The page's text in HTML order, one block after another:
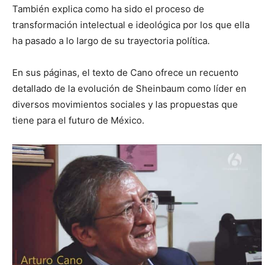
También explica como ha sido el proceso de
transformación intelectual e ideológica por los que ella
ha pasado a lo largo de su trayectoria política.
En sus páginas, el texto de Cano ofrece un recuento
detallado de la evolución de Sheinbaum como líder en
diversos movimientos sociales y las propuestas que
tiene para el futuro de México.